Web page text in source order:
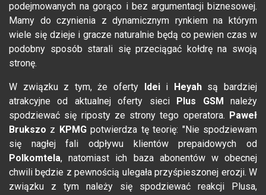
podejmowanych na gorąco i bez argumentacji biznesowej.
Mamy do czynienia z dynamicznym rynkiem na którym
wiele się dzieje i gracze naturalnie będą co pewien czas w
podobny sposób starali się przeciągać kołdrę na swoją
stronę.
W związku z tym, że oferty Ideii Heyahsą bardziej
atrakcyjne od aktualnej oferty sieci
Plus GSM
należy
spodziewać się riposty ze strony tego operatora. Paweł
Brukszo z KPMGpotwierdza tę teorię: "Nie spodziewam
się nagłej fali odpływu klientów prepaidowych od
Polkomtela, natomiast ich baza abonentów w obecnej
chwili będzie z pewnością ulegała przyśpieszonej erozji. W
związku z tym należy się spodziewać reakcji Plusa,